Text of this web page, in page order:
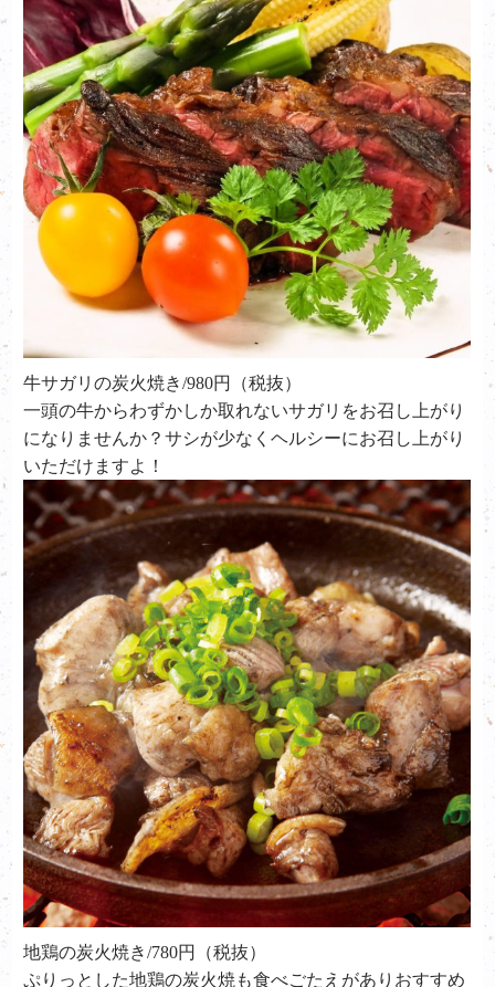
牛サガリの炭火焼き/980円（税抜）
一頭の牛からわずかしか取れないサガリをお召し上がり
になりませんか？サシが少なくヘルシーにお召し上がり
いただけますよ！
地鶏の炭火焼き/780円（税抜）
ぷりっとした地鶏の炭火焼も食べごたえがありおすすめ